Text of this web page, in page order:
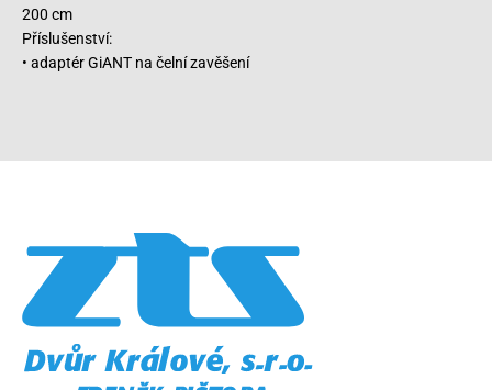
200 cm
Příslušenství:
• adaptér GiANT na čelní zavěšení